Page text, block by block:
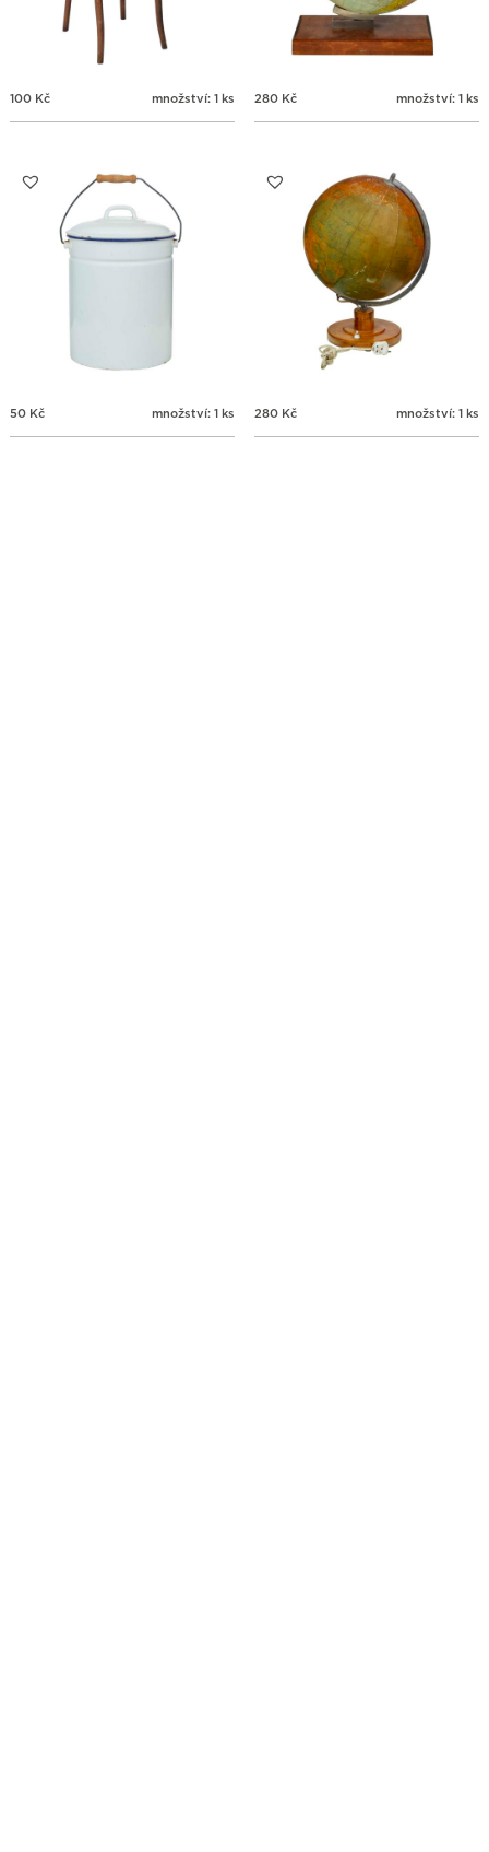
100 Kč množství: 1 ks 280 Kč množství: 1 ks
50 Kč množství: 1 ks 280 Kč množství: 1 ks